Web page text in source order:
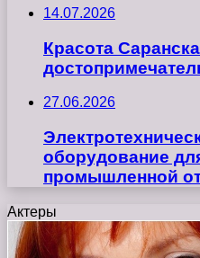
14.07.2026
Красота
27.06.2026
оборудование
промышленной
Актеры